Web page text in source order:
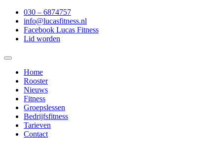
030 – 6874757
info@lucasfitness.nl
Facebook Lucas Fitness
Lid worden
Toggle
navigationHome
Rooster
Nieuws
Fitness
Groepslessen
Bedrijfsfitness
Tarieven
Contact